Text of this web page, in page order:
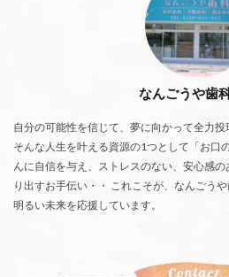
なんごうや歯
自分の可能性を信じて、夢に向かって全力投
そんな人生を叶える資源の1つとして「お口
んに自信を与え、ストレスのない、安心感
り出すお手伝い・・ これこそが、なんごう
明るい未来を応援しています。